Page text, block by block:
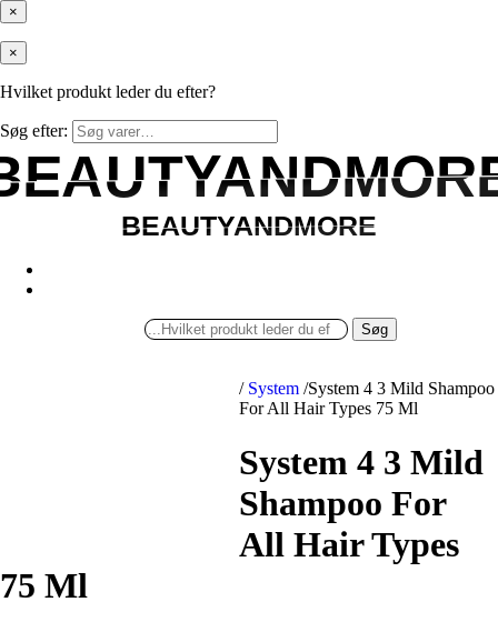
×
×
Hvilket produkt leder du efter?
Søg efter:
BEAUTYANDMORE
BEAUTYANDMORE
Søg
/ System /System 4 3 Mild Shampoo
For All Hair Types 75 Ml
System 4 3 Mild
Shampoo For
All Hair Types
75 Ml